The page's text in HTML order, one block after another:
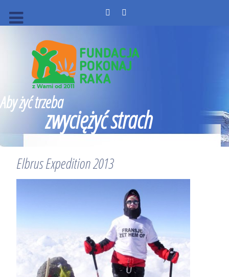
Aby żyć trzeba
zwyciężyć strach
Elbrus Expedition 2013